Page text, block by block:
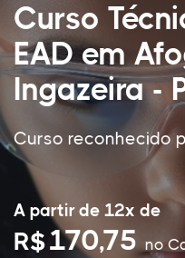
Curso
EAD em
Ingazeira -
Curso reconhecido
A partir de 12x de
R$170,75 no